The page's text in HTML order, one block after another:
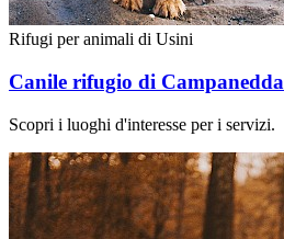
Rifugi per animali di Usini
Canile rifugio di Campanedda
Scopri i luoghi d'interesse per i servizi.